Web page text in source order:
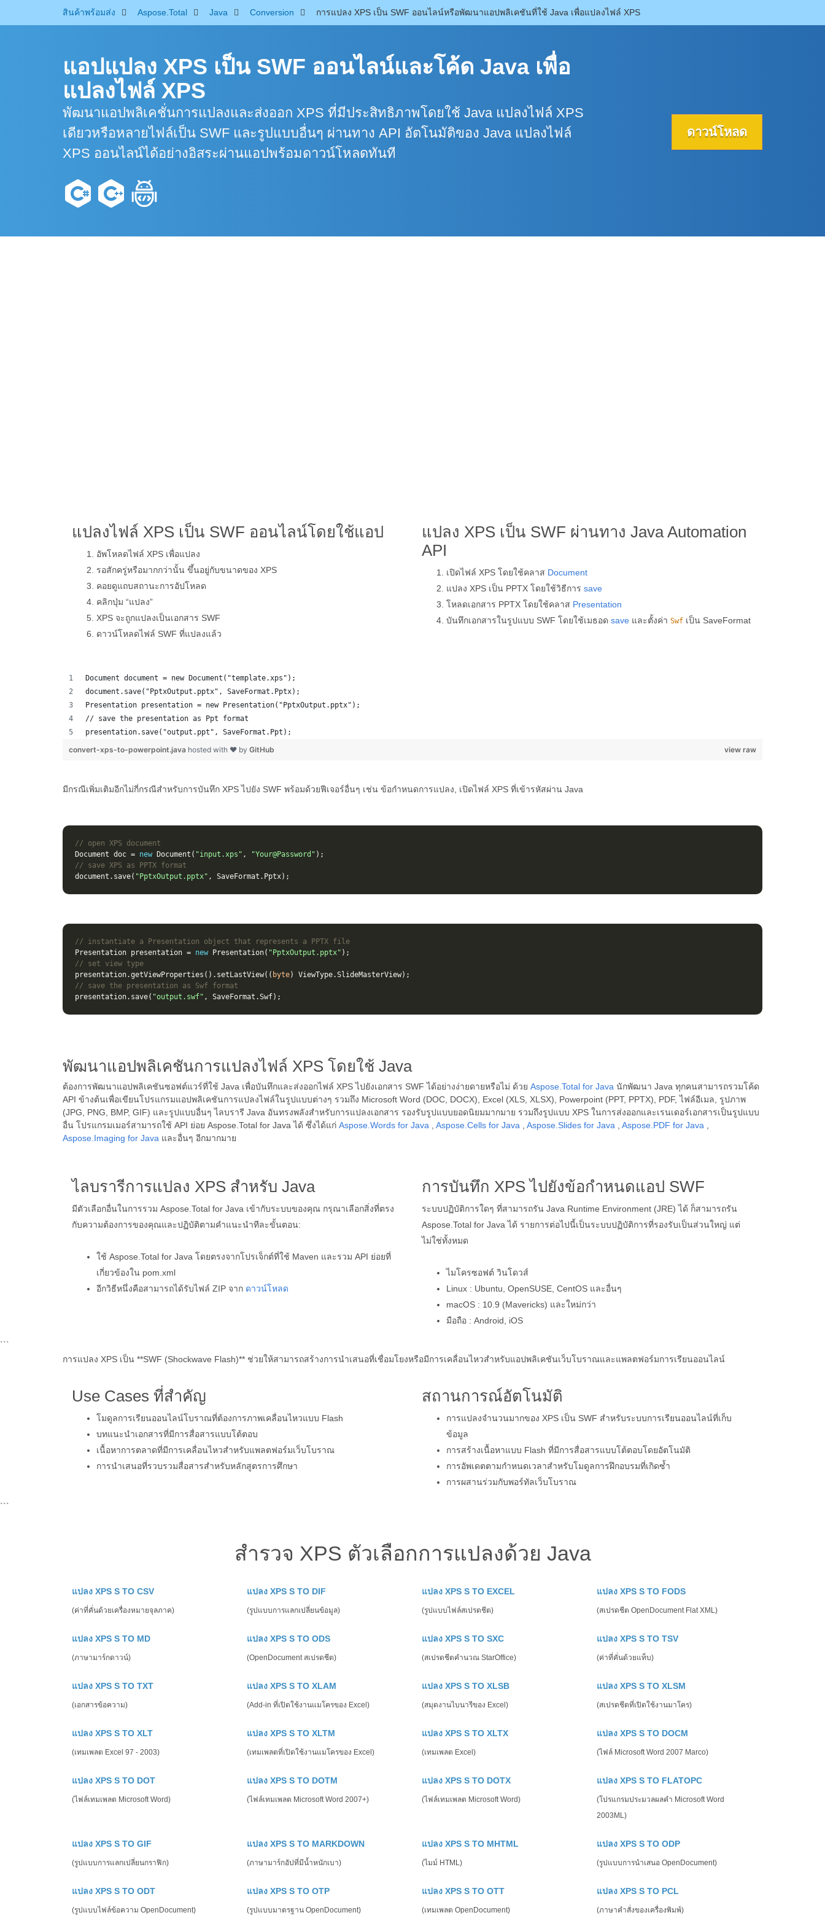
สินค้าพร้อมส่ง Aspose.Total Java Conversion การแปลง XPS เป็น SWF ออนไลน์หรือพัฒนาแอปพลิเคชันที่ใช้ Java เพื่อแปลงไฟล์ XPS
แอปแปลง XPS เป็น SWF ออนไลน์และโค้ด Java เพื่อ
แปลงไฟล์ XPS
พัฒนาแอปพลิเคชั่นการแปลงและส่งออก XPS ที่มีประสิทธิภาพโดยใช้ Java แปลงไฟล์ XPS
เดียวหรือหลายไฟล์เป็น SWF และรูปแบบอื่นๆ ผ่านทาง API อัตโนมัติของ Java แปลงไฟล์
XPS ออนไลน์ได้อย่างอิสระผ่านแอปพร้อมดาวน์โหลดทันที
ดาวน์โหลด
แปลงไฟล์ XPS เป็น SWF ออนไลน์โดยใช้แอป
อัพโหลดไฟล์ XPS เพื่อแปลง
รอสักครู่หรือมากกว่านั้น ขึ้นอยู่กับขนาดของ XPS
คอยดูแถบสถานะการอัปโหลด
คลิกปุ่ม “แปลง”
XPS จะถูกแปลงเป็นเอกสาร SWF
ดาวน์โหลดไฟล์ SWF ที่แปลงแล้ว
แปลง XPS เป็น SWF ผ่านทาง Java Automation
API
เปิดไฟล์ XPS โดยใช้คลาส Document
แปลง XPS เป็น PPTX โดยใช้วิธีการ save
โหลดเอกสาร PPTX โดยใช้คลาส Presentation
บันทึกเอกสารในรูปแบบ SWF โดยใช้เมธอด save และตั้งค่า Swf เป็น SaveFormat
Document document = new Document("template.xps");
document.save("PptxOutput.pptx", SaveFormat.Pptx);
Presentation presentation = new Presentation("PptxOutput.pptx");
// save the presentation as Ppt format
presentation.save("output.ppt", SaveFormat.Ppt);
view raw
convert-xps-to-powerpoint.java hosted with ❤ by GitHub
มีกรณีเพิ่มเติมอีกไม่กี่กรณีสำหรับการบันทึก XPS ไปยัง SWF พร้อมด้วยฟีเจอร์อื่นๆ เช่น ข้อกำหนดการแปลง, เปิดไฟล์ XPS ที่เข้ารหัสผ่าน Java
// open XPS document
Document doc = new Document ( "input.xps" , "Your@Password" );
// save XPS as PPTX format
document . save( "PptxOutput.pptx" , SaveFormat . Pptx);
// instantiate a Presentation object that represents a PPTX file
Presentation presentation = new Presentation( "PptxOutput.pptx" );
// set view type
presentation.getViewProperties (). setLastView(( byte) ViewType.SlideMasterView);
// save the presentation as Swf format
presentation. save( "output.swf" , SaveFormat .Swf);
พัฒนาแอปพลิเคชันการแปลงไฟล์ XPS โดยใช้ Java
ต้องการพัฒนาแอปพลิเคชันซอฟต์แวร์ที่ใช้ Java เพื่อบันทึกและส่งออกไฟล์ XPS ไปยังเอกสาร SWF ได้อย่างง่ายดายหรือไม่ ด้วย Aspose.Total for Java นักพัฒนา Java ทุกคนสามารถรวมโค้ด
API ข้างต้นเพื่อเขียนโปรแกรมแอปพลิเคชันการแปลงไฟล์ในรูปแบบต่างๆ รวมถึง Microsoft Word (DOC, DOCX), Excel (XLS, XLSX), Powerpoint (PPT, PPTX), PDF, ไฟล์อีเมล, รูปภาพ
(JPG, PNG, BMP, GIF) และรูปแบบอื่นๆ ไลบรารี Java อันทรงพลังสำหรับการแปลงเอกสาร รองรับรูปแบบยอดนิยมมากมาย รวมถึงรูปแบบ XPS ในการส่งออกและเรนเดอร์เอกสารเป็นรูปแบบ
อื่น โปรแกรมเมอร์สามารถใช้ API ย่อย Aspose.Total for Java ได้ ซึ่งได้แก่ Aspose.Words for Java Aspose.Cells for Java Aspose.Slides for Java Aspose.PDF for Java
Aspose.Imaging for Java และอื่นๆ อีกมากมาย
ไลบรารีการแปลง XPS สำหรับ Java
มีตัวเลือกอื่นในการรวม Aspose.Total for Java เข้ากับระบบของคุณ กรุณาเลือกสิ่งที่ตรง
กับความต้องการของคุณและปฏิบัติตามคำแนะนำทีละขั้นตอน:
ใช้ Aspose.Total for Java โดยตรงจากโปรเจ็กต์ที่ใช้ Maven และรวม API ย่อยที่
เกี่ยวข้องใน pom.xml
อีกวิธีหนึ่งคือสามารถได้รับไฟล์ ZIP จาก ดาวน์โหลด
การบันทึก XPS ไปยังข้อกำหนดแอป SWF
ระบบปฏิบัติการใดๆ ที่สามารถรัน Java Runtime Environment (JRE) ได้ ก็สามารถรัน
Aspose.Total for Java ได้ รายการต่อไปนี้เป็นระบบปฏิบัติการที่รองรับเป็นส่วนใหญ่ แต่
ไม่ใช่ทั้งหมด
ไมโครซอฟต์ วินโดวส์
Linux : Ubuntu, OpenSUSE, CentOS และอื่นๆ
macOS : 10.9 (Mavericks) และใหม่กว่า
มือถือ : Android, iOS
```
การแปลง XPS เป็น **SWF (Shockwave Flash)** ช่วยให้สามารถสร้างการนำเสนอที่เชื่อมโยงหรือมีการเคลื่อนไหวสำหรับแอปพลิเคชันเว็บโบราณและแพลตฟอร์มการเรียนออนไลน์
Use Cases ที่สำคัญ
โมดูลการเรียนออนไลน์โบราณที่ต้องการภาพเคลื่อนไหวแบบ Flash
บทแนะนำเอกสารที่มีการสื่อสารแบบโต้ตอบ
เนื้อหาการตลาดที่มีการเคลื่อนไหวสำหรับแพลตฟอร์มเว็บโบราณ
การนำเสนอที่รวบรวมสื่อสารสำหรับหลักสูตรการศึกษา
สถานการณ์อัตโนมัติ
การแปลงจำนวนมากของ XPS เป็น SWF สำหรับระบบการเรียนออนไลน์ที่เก็บ
ข้อมูล
การสร้างเนื้อหาแบบ Flash ที่มีการสื่อสารแบบโต้ตอบโดยอัตโนมัติ
การอัพเดตตามกำหนดเวลาสำหรับโมดูลการฝึกอบรมที่เกิดซ้ำ
การผสานร่วมกับพอร์ทัลเว็บโบราณ
```
สำรวจ XPS ตัวเลือกการแปลงด้วย Java
แปลง XPS S TO CSV
(ค่าที่คั่นด้วยเครื่องหมายจุลภาค)
แปลง XPS S TO DIF
(รูปแบบการแลกเปลี่ยนข้อมูล)
แปลง XPS S TO EXCEL
(รูปแบบไฟล์สเปรดชีต)
แปลง XPS S TO FODS
(สเปรดชีต OpenDocument Flat XML)
แปลง XPS S TO MD
(ภาษามาร์กดาวน์)
แปลง XPS S TO ODS
(OpenDocument สเปรดชีต)
แปลง XPS S TO SXC
(สเปรดชีตคำนวณ StarOffice)
แปลง XPS S TO TSV
(ค่าที่คั่นด้วยแท็บ)
แปลง XPS S TO TXT
(เอกสารข้อความ)
แปลง XPS S TO XLAM
(Add-in ที่เปิดใช้งานแมโครของ Excel)
แปลง XPS S TO XLSB
(สมุดงานไบนารีของ Excel)
แปลง XPS S TO XLSM
(สเปรดชีตที่เปิดใช้งานมาโคร)
แปลง XPS S TO XLT
(เทมเพลต Excel 97 - 2003)
แปลง XPS S TO XLTM
(เทมเพลตที่เปิดใช้งานแมโครของ Excel)
แปลง XPS S TO XLTX
(เทมเพลต Excel)
แปลง XPS S TO DOCM
(ไฟล์ Microsoft Word 2007 Marco)
แปลง XPS S TO DOT
(ไฟล์เทมเพลต Microsoft Word)
แปลง XPS S TO DOTM
(ไฟล์เทมเพลต Microsoft Word 2007+)
แปลง XPS S TO DOTX
(ไฟล์เทมเพลต Microsoft Word)
แปลง XPS S TO FLATOPC
(โปรแกรมประมวลผลคำ Microsoft Word
2003ML)
แปลง XPS S TO GIF
(รูปแบบการแลกเปลี่ยนกราฟิก)
แปลง XPS S TO MARKDOWN
(ภาษามาร์กอัปที่มีน้ำหนักเบา)
แปลง XPS S TO MHTML
(ไมม์ HTML)
แปลง XPS S TO ODP
(รูปแบบการนำเสนอ OpenDocument)
แปลง XPS S TO ODT
(รูปแบบไฟล์ข้อความ OpenDocument)
แปลง XPS S TO OTP
(รูปแบบมาตรฐาน OpenDocument)
แปลง XPS S TO OTT
(เทมเพลต OpenDocument)
แปลง XPS S TO PCL
(ภาษาคำสั่งของเครื่องพิมพ์)